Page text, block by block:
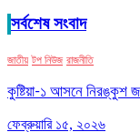
সর্বশেষ সংবাদ
জাতীয় টপ নিউজ রাজনীতি
কুষ্টিয়া-১ আসনে নিরঙ্কুশ
ফেব্রুয়ারি ১৫, ২০২৬